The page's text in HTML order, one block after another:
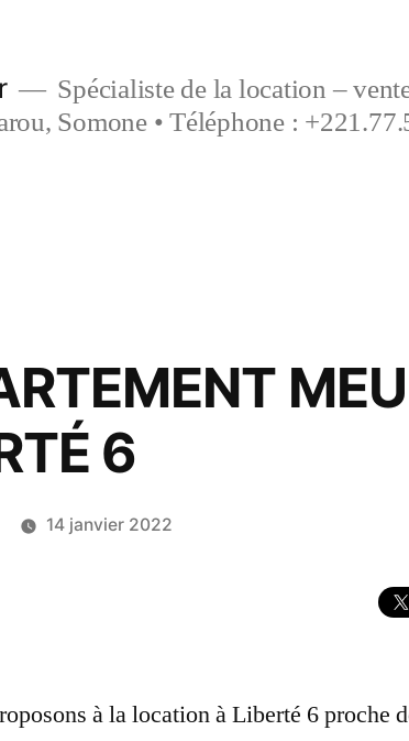
Spécialiste de la location –
Somone • Téléphone :
6
14 janvier 2022
à la location à Liberté 6 proche